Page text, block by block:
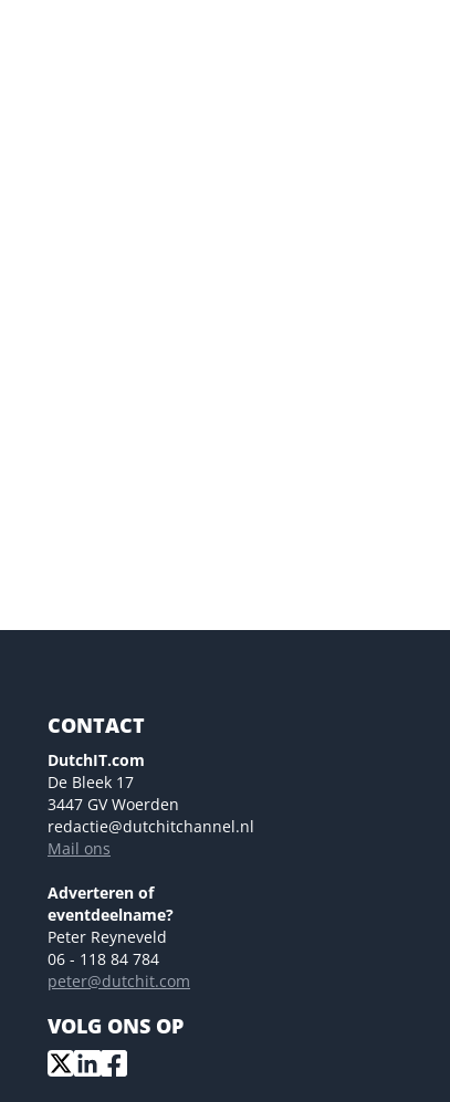
CONTACT
DutchIT.com
De Bleek 17
3447 GV Woerden
redactie@dutchitchannel.nl
Mail ons
Adverteren of
eventdeelname?
Peter Reyneveld
06 - 118 84 784
peter@dutchit.com
VOLG ONS OP